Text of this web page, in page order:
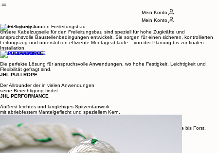
Landwirtschaft
Gurtbänder
Mein Konto
KabelZugseile für den Freileitungsbau
Unsere Kabelzugseile für den Freileitungsbau sind speziell für hohe Zugkräfte und
anspruchsvolle Baustellenbedingungen entwickelt. Sie sorgen für einen sicheren, kontrollierten
Leitungszug und unterstützen effiziente Montageabläufe – von der Planung bis zur finalen
Installation.
JHL ULTRAFORCE
Flexibilität gefragt sind.
JHL PULLROPE
seine Berechtigung findet.
JHL PERFORMANCE
Äußerst leichtes und langlebiges Spitzentauwerk
mit abriebfestem Mantelgeflecht und speziellem Kern.
JHL FUSIONROPE
Das vielseitige Hochleistungsseil für anspruchsvolle Anwendungen – von Industrie bis Forst.
JHL SUPERTEC